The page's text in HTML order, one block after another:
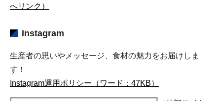
へリンク）
Instagram
生産者の思いやメッセージ、食材の魅力をお届けしま
す！
Instagram運用ポリシー（ワード：47KB）